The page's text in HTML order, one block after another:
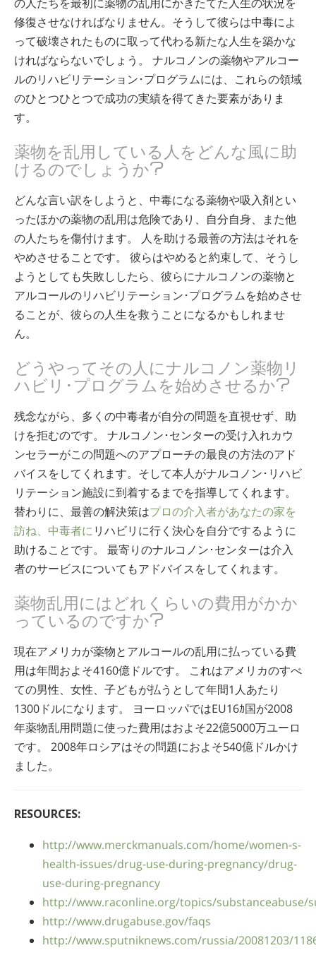
修復させなければなりません。そうして彼らは中毒によ
って破壊されたものに取って代わる新たな人生を築かな
ければならないでしょう。 ナルコノンの薬物やアルコー
ルのリハビリテーション･プログラムには、これらの領域
のひとつひとつで成功の実績を得てきた要素がありま
す。
薬物を乱用している人をどんな風に助
けるのでしょうか?
どんな言い訳をしようと、中毒になる薬物や吸入剤とい
ったほかの薬物の乱用は危険であり、自分自身、また他
の人たちを傷付けます。 人を助ける最善の方法はそれを
やめさせることです。 彼らはやめると約束して、そうし
ようとしても失敗ししたら、彼らにナルコノンの薬物と
アルコールのリハビリテーション･プログラムを始めさせ
ることが、彼らの人生を救うことになるかもしれませ
ん。
どうやってその人にナルコノン薬物リ
ハビリ･プログラムを始めさせるか?
残念ながら、多くの中毒者が自分の問題を直視せず、助
けを拒むのです。 ナルコノン･センターの受け入れカウ
ンセラーがこの問題へのアプローチの最良の方法のアド
バイスをしてくれます。そして本人がナルコノン･リハビ
リテーション施設に到着するまでを指導してくれます。
替わりに、最善の解決策はプロの介入者があなたの家を
訪ね、中毒者にリハビリに行く決心を自分でするように
助けることです。 最寄りのナルコノン･センターは介入
者のサービスについてもアドバイスをしてくれます。
薬物乱用にはどれくらいの費用がかか
っているのですか?
現在アメリカが薬物とアルコールの乱用に払っている費
用は年間およそ4160億ドルです。 これはアメリカのすべ
ての男性、女性、子どもが払うとして年間1人あたり
1300ドルになります。 ヨーロッパではEU16ｶ国が2008
年薬物乱用問題に使った費用はおよそ22億5000万ユーロ
です。 2008年ロシアはその問題におよそ540億ドルかけ
ました。
RESOURCES:
http://www.merckmanuals.com/home/women-s-
health-issues/drug-use-during-pregnancy/drug-
use-during-pregnancy
http://www.raconline.org/topics/substanceabuse/
http://www.drugabuse.gov/faqs
http://www.sputniknews.com/russia/20081203/